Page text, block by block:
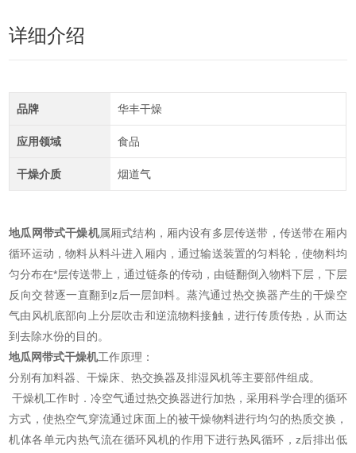
详细介绍
品牌 华丰干燥
应用领域 食品
干燥介质 烟道气
地瓜网带式干燥机属厢式结构，厢内设有多层传送带，传送带在厢内
循环运动，物料从料斗进入厢内，通过输送装置的匀料轮，使物料均
匀分布在*层传送带上，通过链条的传动，由链翻倒入物料下层，下层
反向交替逐一直翻到z后一层卸料。蒸汽通过热交换器产生的干燥空
气由风机底部向上分层吹击和逆流物料接触，进行传质传热，从而达
到去除水份的目的。
地瓜网带式干燥机工作原理：
分别有加料器、干燥床、热交换器及排湿风机等主要部件组成。
干燥机工作时．冷空气通过热交换器进行加热，采用科学合理的循环
方式，使热空气穿流通过床面上的被干燥物料进行均匀的热质交换，
机体各单元内热气流在循环风机的作用下进行热风循环，z后排出低